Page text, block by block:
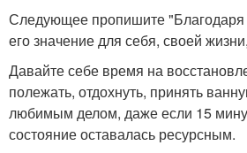
Следующее пропишите "Благодаря
его значение для себя, своей
Давайте себе время на
полежать, отдохнуть, принять
любимым делом, даже если 15
состояние оставалась ресурсным.